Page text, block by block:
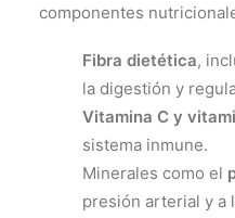
componentes
Fibra dietética,
la digestión y
Vitamina C y
sistema inmune.
Minerales como el
presión arterial y a